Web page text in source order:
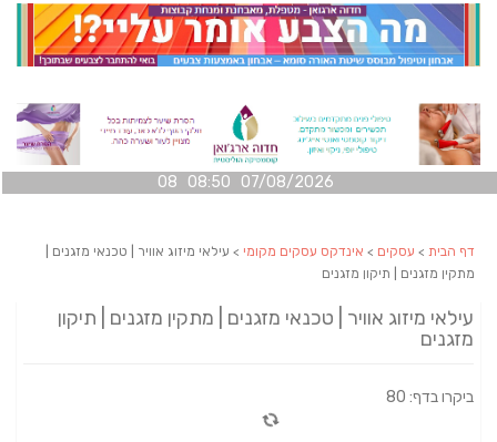
07/08/2026 08:50 08
דף הבית > עסקים > אינדקס עסקים מקומי > עילאי מיזוג אוויר | טכנאי מזגנים |
מתקין מזגנים | תיקון מזגנים
עילאי מיזוג אוויר | טכנאי מזגנים | מתקין מזגנים | תיקון
מזגנים
ביקרו בדף: 80